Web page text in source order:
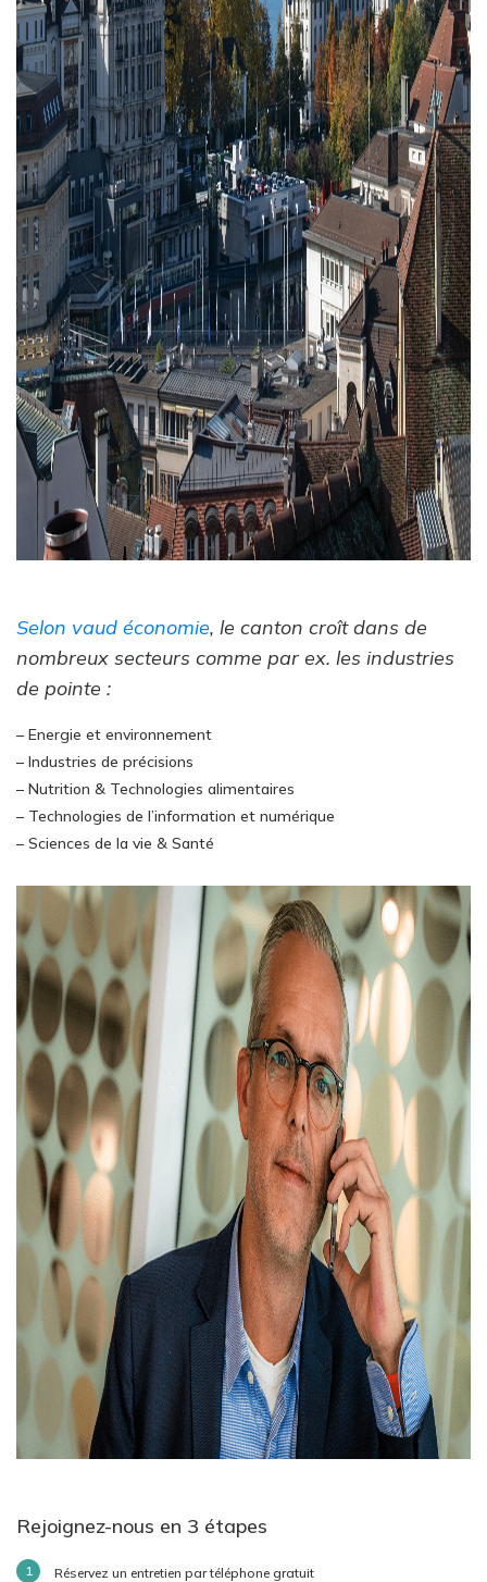
Selon vaud économie, le canton croît dans de
nombreux secteurs comme par ex. les industries
de pointe :
– Energie et environnement
– Industries de précisions
– Nutrition & Technologies alimentaires
– Technologies de l’information et numérique
– Sciences de la vie & Santé
Rejoignez-nous en 3 étapes
Réservez un entretien par téléphone gratuit